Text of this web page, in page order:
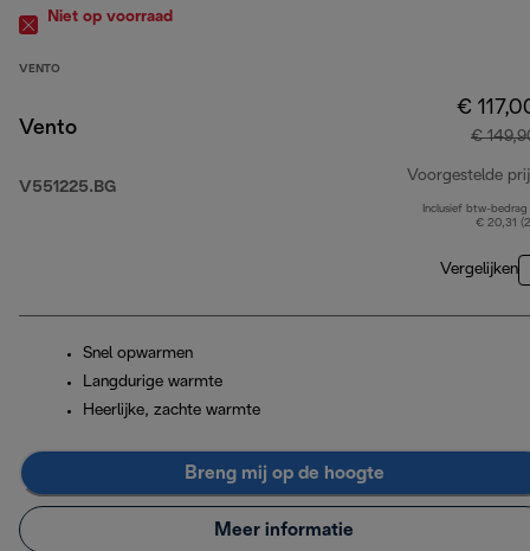
Niet op voorraad
VENTO
Vento
V551225.BG
€
€
Voorgestelde
Inclusief btw-bedrag
€ 20,31
Vergelijken
Snel opwarmen
Langdurige warmte
Heerlijke, zachte warmte
Breng mij op de hoogte
Meer informatie